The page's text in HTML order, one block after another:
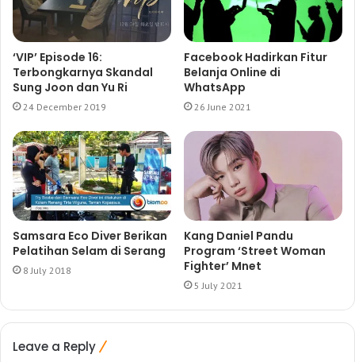
‘VIP’ Episode 16:
Terbongkarnya Skandal
Sung Joon dan Yu Ri
24 December 2019
Facebook Hadirkan Fitur
Belanja Online di
WhatsApp
26 June 2021
Samsara Eco Diver Berikan
Pelatihan Selam di Serang
8 July 2018
Kang Daniel Pandu
Program ‘Street Woman
Fighter’ Mnet
5 July 2021
Leave a Reply